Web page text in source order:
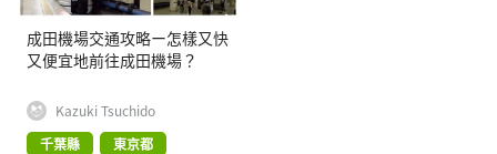
成田機場交通攻略ー怎樣又快
又便宜地前往成田機場？
Kazuki Tsuchido
千葉縣
東京都